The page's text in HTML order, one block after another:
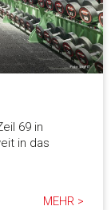
69 in
in das
MEHR >